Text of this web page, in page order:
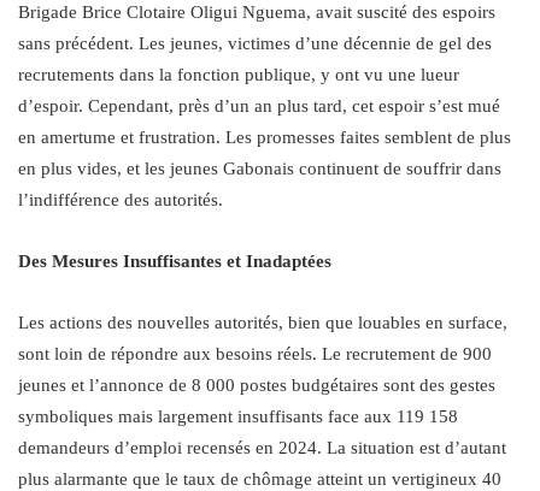
Brigade Brice Clotaire Oligui Nguema, avait suscité des espoirs
sans précédent. Les jeunes, victimes d’une décennie de gel des
recrutements dans la fonction publique, y ont vu une lueur
d’espoir. Cependant, près d’un an plus tard, cet espoir s’est mué
en amertume et frustration. Les promesses faites semblent de plus
en plus vides, et les jeunes Gabonais continuent de souffrir dans
l’indifférence des autorités.
Des Mesures Insuffisantes et Inadaptées
Les actions des nouvelles autorités, bien que louables en surface,
sont loin de répondre aux besoins réels. Le recrutement de 900
jeunes et l’annonce de 8 000 postes budgétaires sont des gestes
symboliques mais largement insuffisants face aux 119 158
demandeurs d’emploi recensés en 2024. La situation est d’autant
plus alarmante que le taux de chômage atteint un vertigineux 40